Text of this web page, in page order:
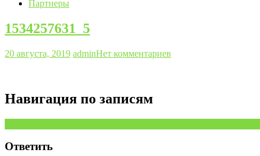
Партнеры
1534257631_5
20 августа, 2019 adminНет комментариев
Навигация по записям
Ответить